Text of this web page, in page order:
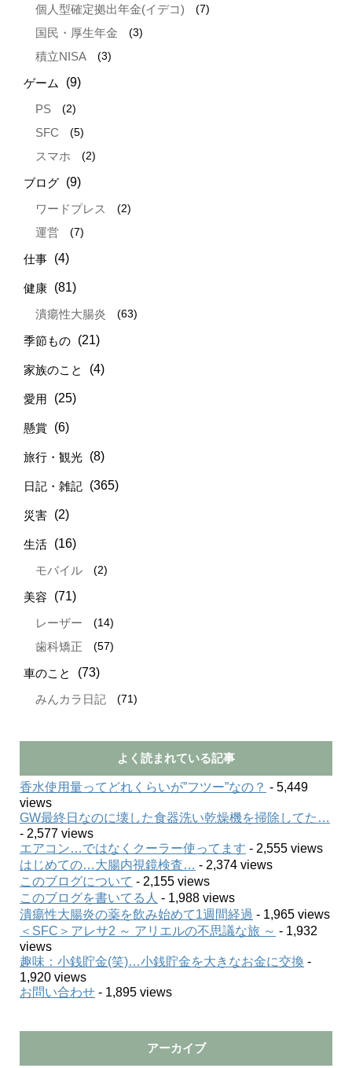
個人型確定拠出年金(イデコ) (7)
国民・厚生年金 (3)
積立NISA (3)
ゲーム (9)
PS (2)
SFC (5)
スマホ (2)
ブログ (9)
ワードプレス (2)
運営 (7)
仕事 (4)
健康 (81)
潰瘍性大腸炎 (63)
季節もの (21)
家族のこと (4)
愛用 (25)
懸賞 (6)
旅行・観光 (8)
日記・雑記 (365)
災害 (2)
生活 (16)
モバイル (2)
美容 (71)
レーザー (14)
歯科矯正 (57)
車のこと (73)
みんカラ日記 (71)
よく読まれている記事
香水使用量ってどれくらいが”フツー”なの？ - 5,449
views
GW最終日なのに壊した食器洗い乾燥機を掃除してた…
- 2,577 views
エアコン…ではなくクーラー使ってます - 2,555 views
はじめての…大腸内視鏡検査… - 2,374 views
このブログについて - 2,155 views
このブログを書いてる人 - 1,988 views
潰瘍性大腸炎の薬を飲み始めて1週間経過 - 1,965 views
＜SFC＞アレサ2 ～ アリエルの不思議な旅 ～ - 1,932
views
趣味：小銭貯金(笑)…小銭貯金を大きなお金に交換 -
1,920 views
お問い合わせ - 1,895 views
アーカイブ